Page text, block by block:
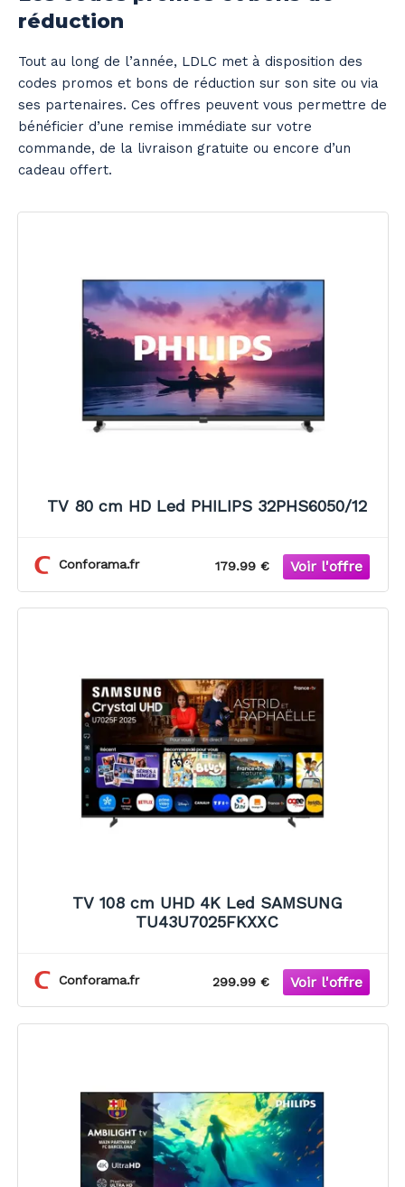
réduction
Tout au long de l’année, LDLC met à disposition des
codes promos et bons de réduction sur son site ou via
ses partenaires. Ces offres peuvent vous permettre de
bénéficier d’une remise immédiate sur votre
commande, de la livraison gratuite ou encore d’un
cadeau offert.
TV 80 cm HD Led PHILIPS 32PHS6050/12
Conforama.fr 179.99 €
TV 108 cm UHD 4K Led SAMSUNG
TU43U7025FKXXC
Conforama.fr 299.99 €